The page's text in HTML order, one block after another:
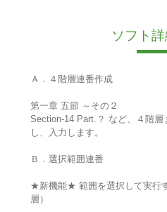
ソフト
Ａ．４階層連番作成
第一章 五節 ～その２
Section-14 Part.？ など、４階
し、入力します。
Ｂ．選択範囲連番
★新機能★ 範囲を選択して実行
層）